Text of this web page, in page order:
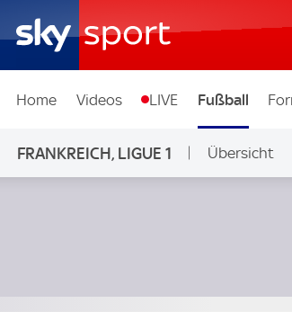
Home Videos LIVE Fußball
FRANKREICH, LIGUE 1 Übersicht